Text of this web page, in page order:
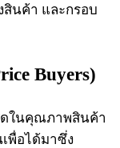
สินค้า และกรอบ
Buyers)
ในคุณภาพสินค้า
พื่อได้มาซึ่ง